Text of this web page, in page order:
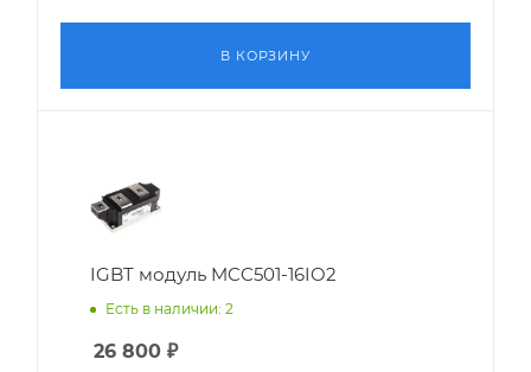
В КОРЗИНУ
IGBT модуль MCC501-16IO2
Есть в наличии: 2
26 800 ₽